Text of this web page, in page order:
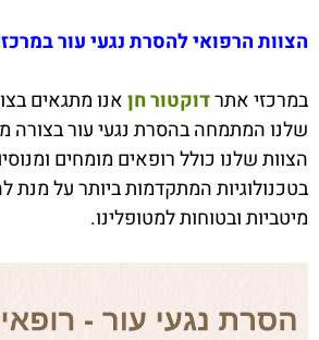
הצוות הרפואי להסרת נגעי עור
במרכזי אתרדוקטור חןאנו מתגאים
שלנו המתמחה בהסרת נגעי עור בצורה
הצוות שלנו כולל רופאים מומחים
בטכנולוגיות המתקדמות ביותר על מנת
מיטביות ובטוחות למטופלינו.